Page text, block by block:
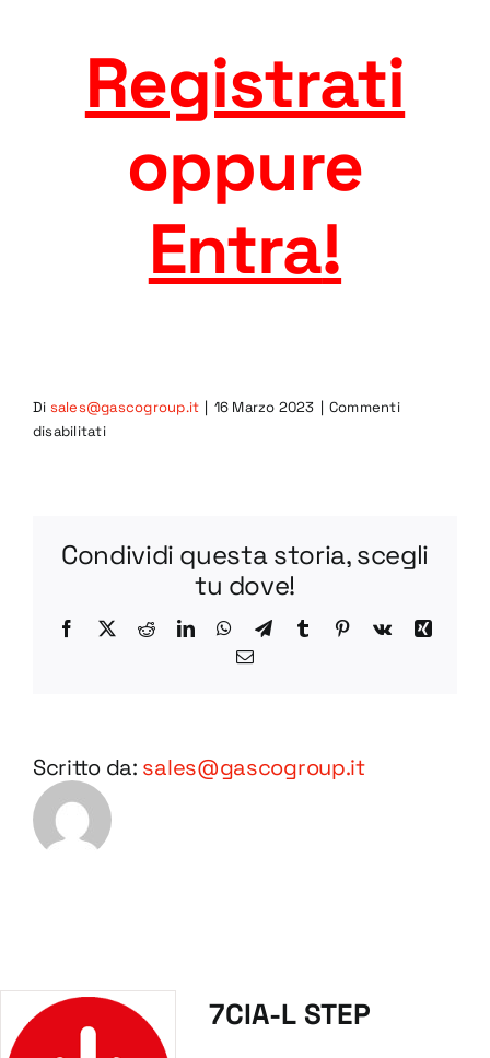
Registrati
oppure
Entra!
Di sales@gascogroup.it | 16 Marzo 2023 | Commenti
disabilitatisu
Condividi questa storia, scegli
tu dove!
Facebook
X RedditLinkedInWhatsApp
TelegramTumblr Pinterest
Vk
Xing
Email
Scritto da: sales@gascogroup.it
7CIA-L STEP